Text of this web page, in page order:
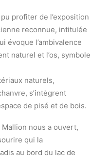
profiter de l’exposition
reconnue, intitulée
évoque l’ambivalence
naturel et l’os, symbole
naturels,
s’intègrent
de pisé et de bois.
nous a ouvert,
qui la
au bord du lac de